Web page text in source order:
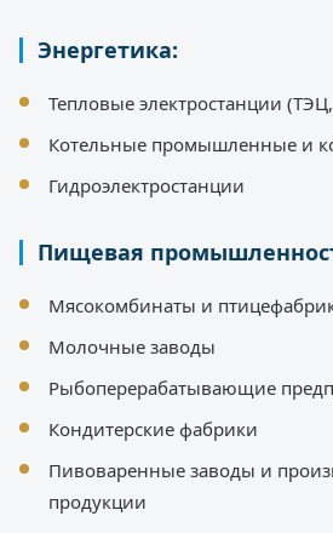
Энергетика:
Тепловые электростанции
Котельные промышленные и
Гидроэлектростанции
Пищевая
Мясокомбинаты и
Молочные заводы
Рыбоперерабатывающие
Кондитерские фабрики
Пивоваренные заводы и
продукции